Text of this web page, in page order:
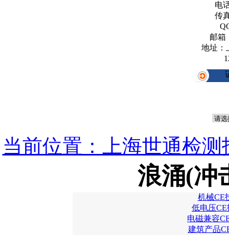
电
传
邮箱
地址：
当前位置：上海世通检
浪涌(冲
机械CE
低电压
电磁兼容
建筑产品